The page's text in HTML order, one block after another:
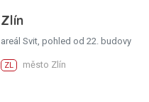
Zlín
areál Svit, pohled od 22. budovy
ZL město Zlín